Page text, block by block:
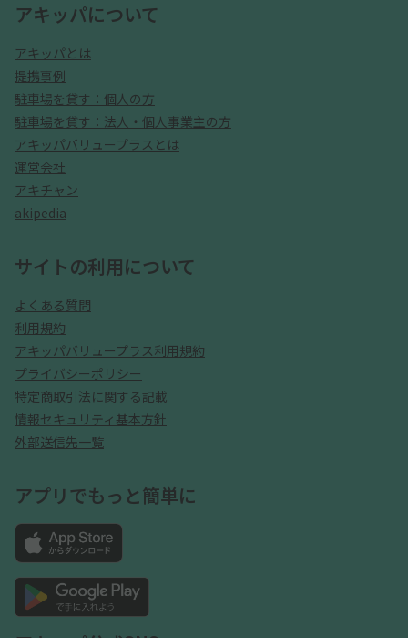
アキッパについて
アキッパとは
提携事例
駐車場を貸す：個人の方
駐車場を貸す：法人・個人事業主の方
アキッパバリュープラスとは
運営会社
アキチャン
akipedia
サイトの利用について
よくある質問
利用規約
アキッパバリュープラス利用規約
プライバシーポリシー
特定商取引法に関する記載
情報セキュリティ基本方針
外部送信先一覧
アプリでもっと簡単に